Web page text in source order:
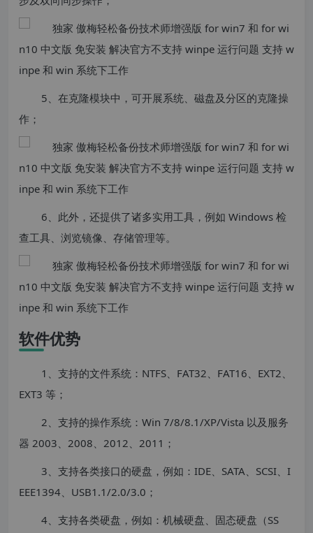
5、在克隆模块中，可开展系统、磁盘及分区的克隆操
作；
6、此外，还提供了诸多实用工具，例如 Windows 检
查工具、浏览镜像、存储管理等。
软件优势
1、支持的文件系统：NTFS、FAT32、FAT16、EXT2、
EXT3 等；
2、支持的操作系统：Win 7/8/8.1/XP/Vista 以及服务
器 2003、2008、2012、2011；
3、支持各类接口的硬盘，例如：IDE、SATA、SCSI、I
EEE1394、USB1.1/2.0/3.0；
4、支持各类硬盘，例如：机械硬盘、固态硬盘（SS